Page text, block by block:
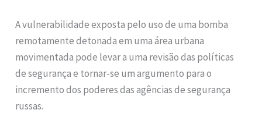
A vulnerabilidade exposta pelo uso de uma bomba
remotamente detonada em uma área urbana
movimentada pode levar a uma revisão das políticas
de segurança e tornar-se um argumento para o
incremento dos poderes das agências de segurança
russas.